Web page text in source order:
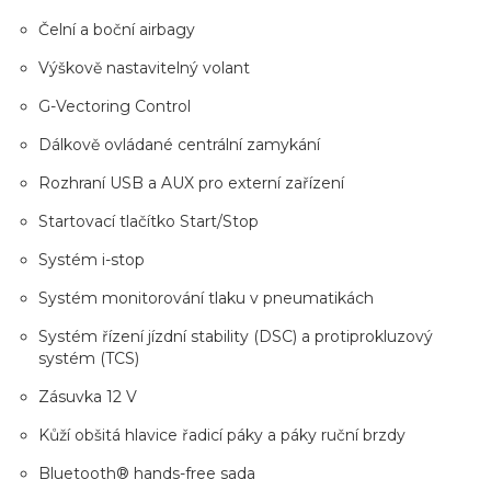
Čelní a boční airbagy
Výškově nastavitelný volant
G-Vectoring Control
Dálkově ovládané centrální zamykání
Rozhraní USB a AUX pro externí zařízení
Startovací tlačítko Start/Stop
Systém i-stop
Systém monitorování tlaku v pneumatikách
Systém řízení jízdní stability (DSC) a protiprokluzový
systém (TCS)
Zásuvka 12 V
Kůží obšitá hlavice řadicí páky a páky ruční brzdy
Bluetooth® hands-free sada